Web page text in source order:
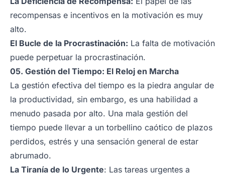
recompensas e incentivos en la motivación es muy
alto.
El Bucle de la Procrastinación: La falta de motivación
puede perpetuar la procrastinación.
05. Gestión del Tiempo: El Reloj en Marcha
La gestión efectiva del tiempo es la piedra angular de
la productividad, sin embargo, es una habilidad a
menudo pasada por alto. Una mala gestión del
tiempo puede llevar a un torbellino caótico de plazos
perdidos, estrés y una sensación general de estar
abrumado.
La Tiranía de lo Urgente: Las tareas urgentes a